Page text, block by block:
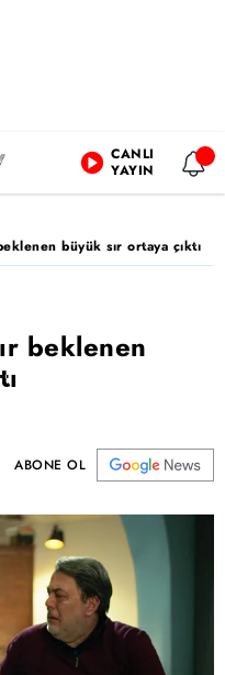
CANLI
YAYIN
büyük sır ortaya çıktı
beklenen
ABONE OL